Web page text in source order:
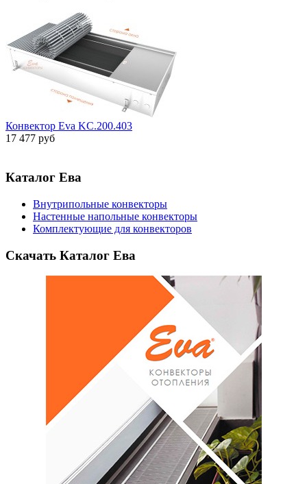
Конвектор Eva KC.200.403
17 477 руб
Каталог Ева
Внутрипольные конвекторы
Настенные напольные конвекторы
Комплектующие для конвекторов
Скачать Каталог Ева